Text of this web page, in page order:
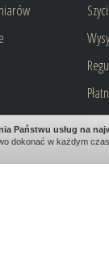
Państwu usług na
dokonać w każdym